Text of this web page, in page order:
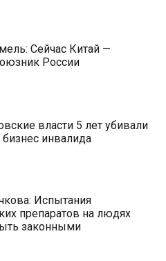
Сейчас Китай —
России
власти 5 лет убивали
инвалида
Испытания
препаратов на людях
законными